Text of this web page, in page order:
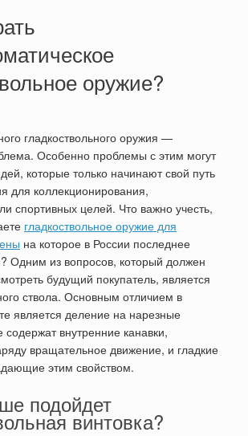
оружие?
гладкоствольного оружия —
Особенно проблемы с этим могут
которые только начинают свой путь
для коллекционирования,
спортивных целей. Что важно учесть,
гладкоствольное оружие для
на которое в России последнее
Одним из вопросов, который должен
будущий покупатель, является
ствола. Основным отличием в
является деление на нарезные
содержат внутренние канавки,
вращательное движение, и гладкие
этим свойством.
подойдет
винтовка?